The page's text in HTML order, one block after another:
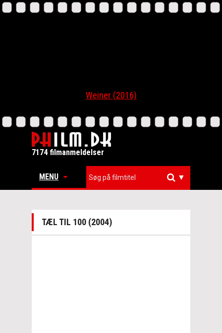
Weiner (2016)
7174 filmanmeldelser
MENU ▼
TÆL TIL 100 (2004)